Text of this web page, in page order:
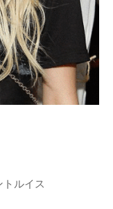
ルイス